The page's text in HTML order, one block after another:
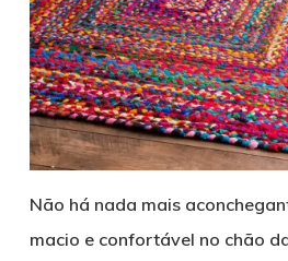
Não há nada mais
macio e confortável no chão